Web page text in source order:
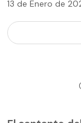
13 de Enero de